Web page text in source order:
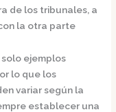
de los tribunales, a
la otra parte
ejemplos
lo que los
variar según la
establecer una